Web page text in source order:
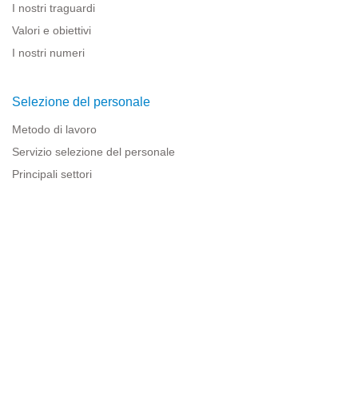
I nostri traguardi
Valori e obiettivi
I nostri numeri
Selezione del personale
Metodo di lavoro
Servizio selezione del personale
Principali settori